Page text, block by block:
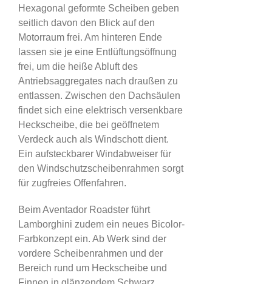
Hexagonal geformte Scheiben geben
seitlich davon den Blick auf den
Motorraum frei. Am hinteren Ende
lassen sie je eine Entlüftungsöffnung
frei, um die heiße Abluft des
Antriebsaggregates nach draußen zu
entlassen. Zwischen den Dachsäulen
findet sich eine elektrisch versenkbare
Heckscheibe, die bei geöffnetem
Verdeck auch als Windschott dient.
Ein aufsteckbarer Windabweiser für
den Windschutzscheibenrahmen sorgt
für zugfreies Offenfahren.
Beim Aventador Roadster führt
Lamborghini zudem ein neues Bicolor-
Farbkonzept ein. Ab Werk sind der
vordere Scheibenrahmen und der
Bereich rund um Heckscheibe und